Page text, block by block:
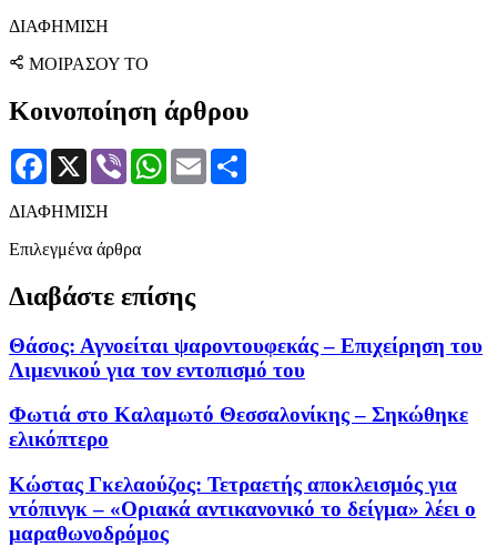
ΔΙΑΦΗΜΙΣΗ
ΜΟΙΡΑΣΟΥ ΤΟ
Κοινοποίηση άρθρου
Facebook
X Viber WhatsApp
Email
ΔΙΑΦΗΜΙΣΗ
Επιλεγμένα άρθρα
Διαβάστε επίσης
Θάσος: Αγνοείται ψαροντουφεκάς – Επιχείρηση του
Λιμενικού για τον εντοπισμό του
Φωτιά στο Καλαμωτό Θεσσαλονίκης – Σηκώθηκε
ελικόπτερο
Κώστας Γκελαούζος: Τετραετής αποκλεισμός για
ντόπινγκ – «Οριακά αντικανονικό το δείγμα» λέει ο
μαραθωνοδρόμος